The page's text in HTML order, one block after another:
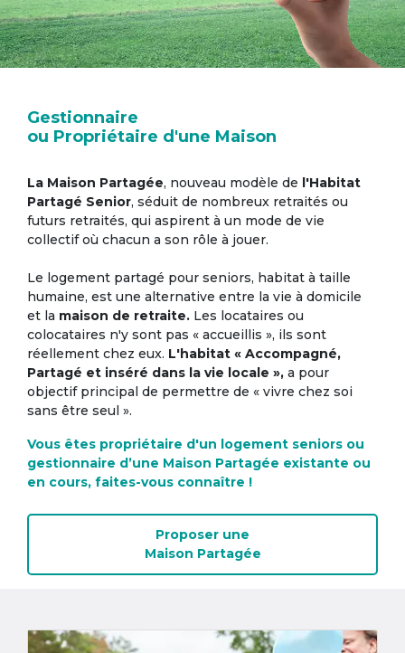
Gestionnaire
ou Propriétaire d'une Maison
La Maison Partagée, nouveau modèle de l'Habitat
Partagé Senior, séduit de nombreux retraités ou
futurs retraités, qui aspirent à un mode de vie
collectif où chacun a son rôle à jouer.
Le logement partagé pour seniors, habitat à taille
humaine, est une alternative entre la vie à domicile
et la maison de retraite. Les locataires ou
colocataires n'y sont pas « accueillis », ils sont
réellement chez eux. L'habitat « Accompagné,
Partagé et inséré dans la vie locale », a pour
objectif principal de permettre de « vivre chez soi
sans être seul ».
Vous êtes propriétaire d'un logement seniors ou
gestionnaire d’une Maison Partagée existante ou
en cours, faites-vous connaître !
Proposer une
Maison Partagée